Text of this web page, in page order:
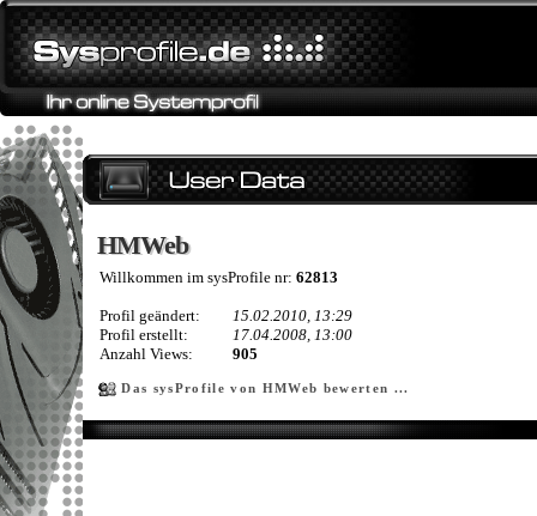
HMWeb
HMWeb
Willkommen im sysProfile nr: 62813
Profil geändert:
15.02.2010, 13:29
Profil erstellt:
17.04.2008, 13:00
Anzahl Views:
905
Das sysProfile von HMWeb bewerten ...